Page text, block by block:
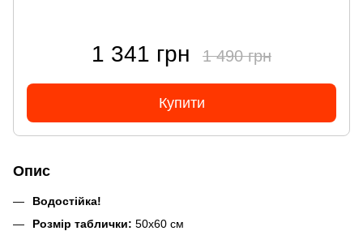
1 341 грн 1 490 грн
Купити
Опис
Водостійка!
Розмір таблички: 50х60 см